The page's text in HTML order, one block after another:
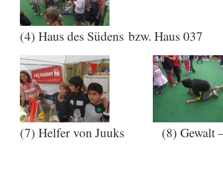
(4) Haus des Südens bzw. Haus
(7) Helfer von Juuks (8) Gewalt –